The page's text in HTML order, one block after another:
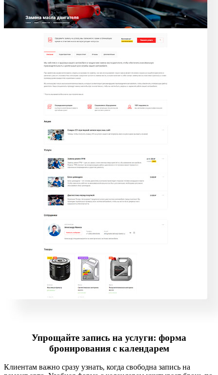
Упрощайте запись на услуги: форма
бронирования с календарем
Клиентам важно сразу узнать, когда свободна запись на